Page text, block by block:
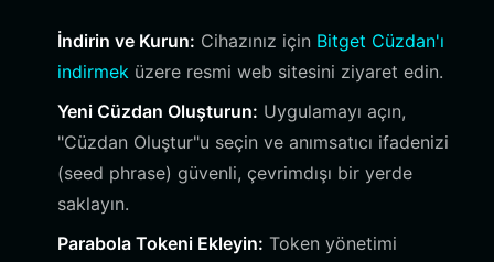
İndirin ve Kurun: Cihazınız için Bitget Cüzdan'ı
indirmek üzere resmi web sitesini ziyaret edin.
Yeni Cüzdan Oluşturun: Uygulamayı açın,
"Cüzdan Oluştur"u seçin ve anımsatıcı ifadenizi
(seed phrase) güvenli, çevrimdışı bir yerde
saklayın.
Parabola Tokeni Ekleyin: Token yönetimi